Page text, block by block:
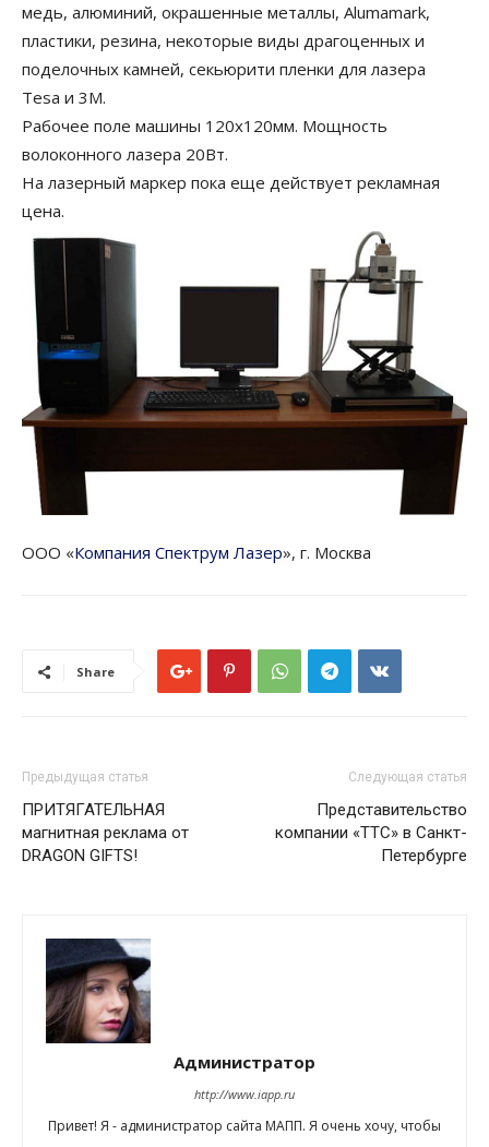
медь, алюминий, окрашенные металлы, Alumamark,
пластики, резина, некоторые виды драгоценных и
поделочных камней, секьюрити пленки для лазера
Tesa и 3M.
Рабочее поле машины 120х120мм. Мощность
волоконного лазера 20Вт.
На лазерный маркер пока еще действует рекламная
цена.
ООО «Компания Спектрум Лазер», г. Москва
Share
Предыдущая статья
ПРИТЯГАТЕЛЬНАЯ
магнитная реклама от
DRAGON GIFTS!
Следующая статья
Представительство
компании «ТТС» в Санкт-
Петербурге
Администратор
http://www.iapp.ru
Привет! Я - администратор сайта МАПП. Я очень хочу, чтобы